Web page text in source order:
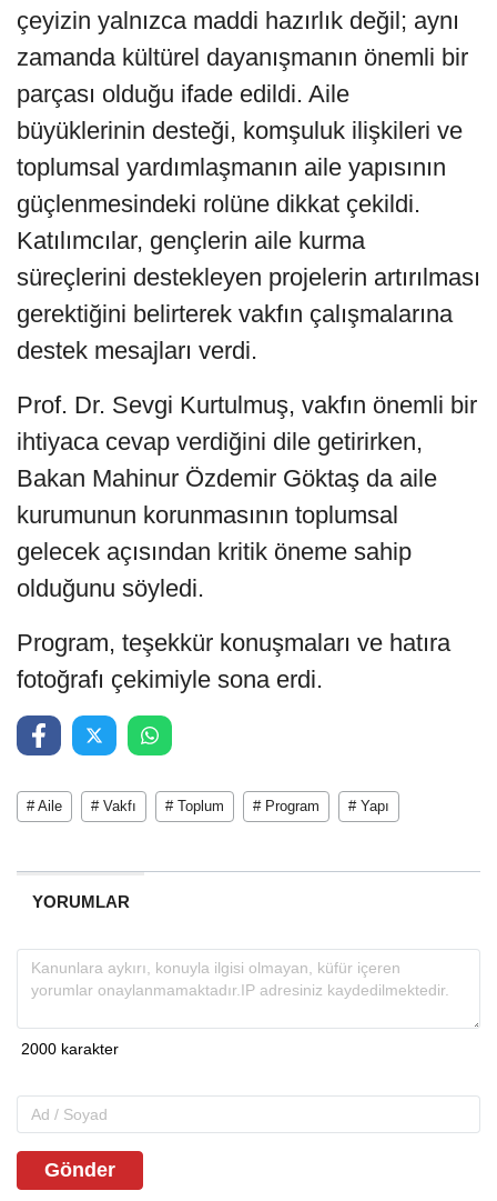
çeyizin yalnızca maddi hazırlık değil; aynı
zamanda kültürel dayanışmanın önemli bir
parçası olduğu ifade edildi. Aile
büyüklerinin desteği, komşuluk ilişkileri ve
toplumsal yardımlaşmanın aile yapısının
güçlenmesindeki rolüne dikkat çekildi.
Katılımcılar, gençlerin aile kurma
süreçlerini destekleyen projelerin artırılması
gerektiğini belirterek vakfın çalışmalarına
destek mesajları verdi.
Prof. Dr. Sevgi Kurtulmuş, vakfın önemli bir
ihtiyaca cevap verdiğini dile getirirken,
Bakan Mahinur Özdemir Göktaş da aile
kurumunun korunmasının toplumsal
gelecek açısından kritik öneme sahip
olduğunu söyledi.
Program, teşekkür konuşmaları ve hatıra
fotoğrafı çekimiyle sona erdi.
# Aile # Vakfı # Toplum # Program # Yapı
YORUMLAR
Gönder